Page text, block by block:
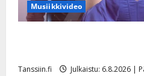
Musiikkivideo
Tanssiin.fi Julkaistu: 6.8.2026 |